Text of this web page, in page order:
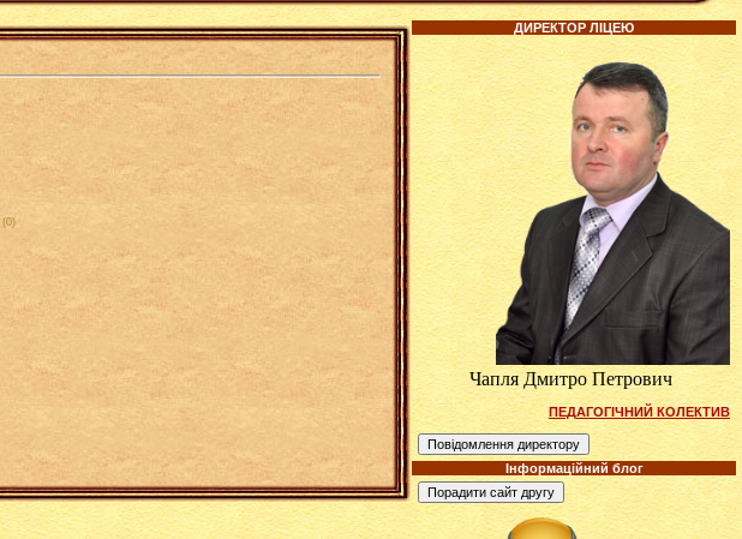
(0)
ДИРЕКТОР ЛІЦЕЮ
Чапля Дмитро Петрович
ПЕДАГОГІЧНИЙ КОЛЕКТИВ
Інформаційний блог